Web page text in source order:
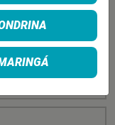
na minha
abaixo: